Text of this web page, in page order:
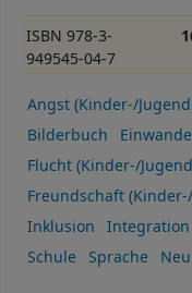
ISBN 978-3-
949545-04-7
Angst (Kinder-/
Bilderbuch
Flucht (Kinder-/
Freundschaft
Inklusion
Integration
Schule
Sprache